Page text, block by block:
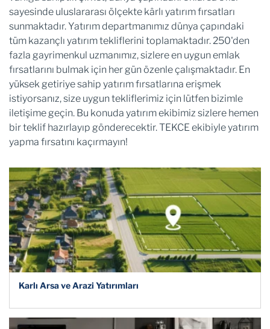
sayesinde uluslararası ölçekte kârlı yatırım fırsatları
sunmaktadır. Yatırım departmanımız dünya çapındaki
tüm kazançlı yatırım tekliflerini toplamaktadır. 250'den
fazla gayrimenkul uzmanımız, sizlere en uygun emlak
fırsatlarını bulmak için her gün özenle çalışmaktadır. En
yüksek getiriye sahip yatırım fırsatlarına erişmek
istiyorsanız, size uygun tekliflerimiz için lütfen bizimle
iletişime geçin. Bu konuda yatırım ekibimiz sizlere hemen
bir teklif hazırlayıp gönderecektir. TEKCE ekibiyle yatırım
yapma fırsatını kaçırmayın!
Karlı Arsa ve Arazi Yatırımları